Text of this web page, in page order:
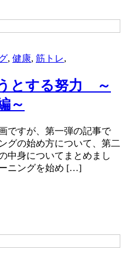
, 健康, 筋トレ,
とする努力 ～
～
ですが、第一弾の記事で
グの始め方について、第二
中身についてまとめまし
ニングを始め […]